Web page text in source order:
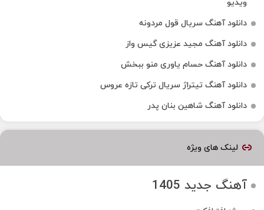
ویدیو
دانلود آهنگ سریال قول مردونه
دانلود آهنگ مجید عزیزی گیس واز
دانلود آهنگ حسام یاوری منو ببخش
دانلود آهنگ تیتراژ سریال ترکی تازه عروس
دانلود آهنگ شاهین بنان پدر
لینک های ویژه
آهنگ جدید 1405